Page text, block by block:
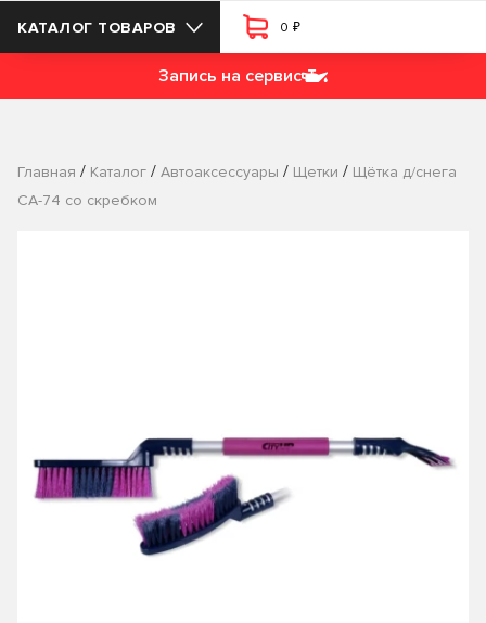
КАТАЛОГ ТОВАРОВ 0 ₽
Запись на сервис
Главная / Каталог / Автоаксессуары / Щетки / Щётка д/снега
СА-74 со скребком